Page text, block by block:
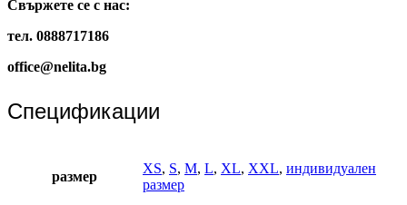
Свържете се с нас:
тел. 0888717186
office@nelita.bg
Спецификации
размер
XS, S, M, L, XL, XXL, индивидуален
размер